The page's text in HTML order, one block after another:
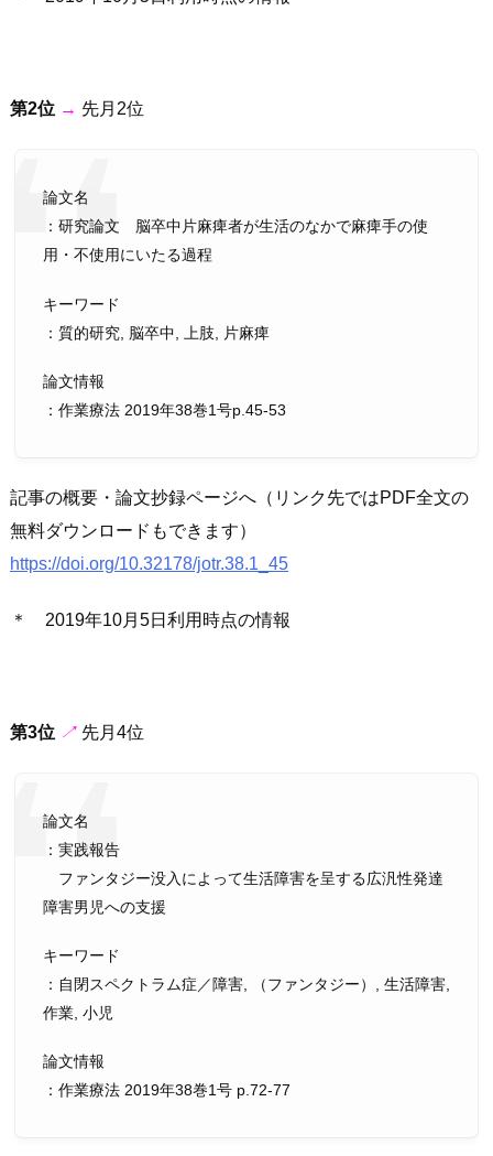
第2位 → 先月2位
論文名
：研究論文 脳卒中片麻痺者が生活のなかで麻痺手の使
用・不使用にいたる過程
キーワード
：質的研究, 脳卒中, 上肢, 片麻痺
論文情報
：作業療法 2019年38巻1号p.45-53
記事の概要・論文抄録ページへ（リンク先ではPDF全文の
無料ダウンロードもできます）
https://doi.org/10.32178/jotr.38.1_45
＊ 2019年10月5日利用時点の情報
第3位 ↗︎ 先月4位
論文名
：実践報告
ファンタジー没入によって生活障害を呈する広汎性発達
障害男児への支援
キーワード
：自閉スペクトラム症／障害, （ファンタジー）, 生活障害,
作業, 小児
論文情報
：作業療法 2019年38巻1号 p.72-77